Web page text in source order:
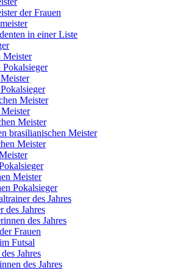
der Frauen
in einer Liste
Meister
Meister
Meister
brasilianischen Meister
Meister
Meister
Pokalsieger
des Jahres
des Jahres
des Jahres
Frauen
Futsal
Jahres
des Jahres